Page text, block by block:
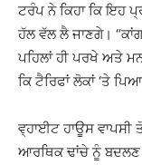
ਟਰੰਪ ਨੇ ਕਿਹਾ ਕਿ ਇਹ
ਹੱਲ ਵੱਲ ਲੈ ਜਾਣਗੇ।
ਪਹਿਲਾਂ ਹੀ ਪਰਖੇ ਅਤੇ
ਕਿ ਟੈਰਿਫਾਂ ਲੋਕਾਂ ‘ਤੇ
ਵ੍ਹਾਈਟ ਹਾਊਸ
ਆਰਥਿਕ ਢਾਂਚੇ ਨੂੰ ਬਦਲਣ